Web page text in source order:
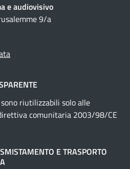
e audiovisivo
9/a
riutilizzabili solo alle
comunitaria 2003/98/CE
E TRASPORTO